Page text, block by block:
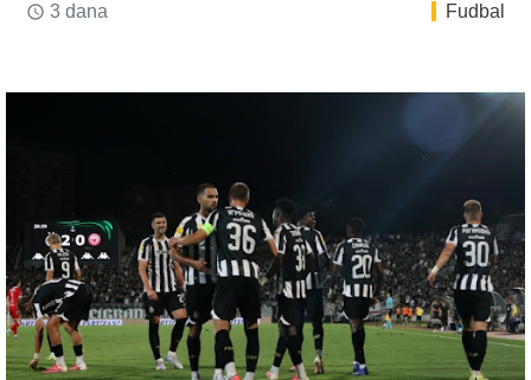
access_time 3 dana Fudbal